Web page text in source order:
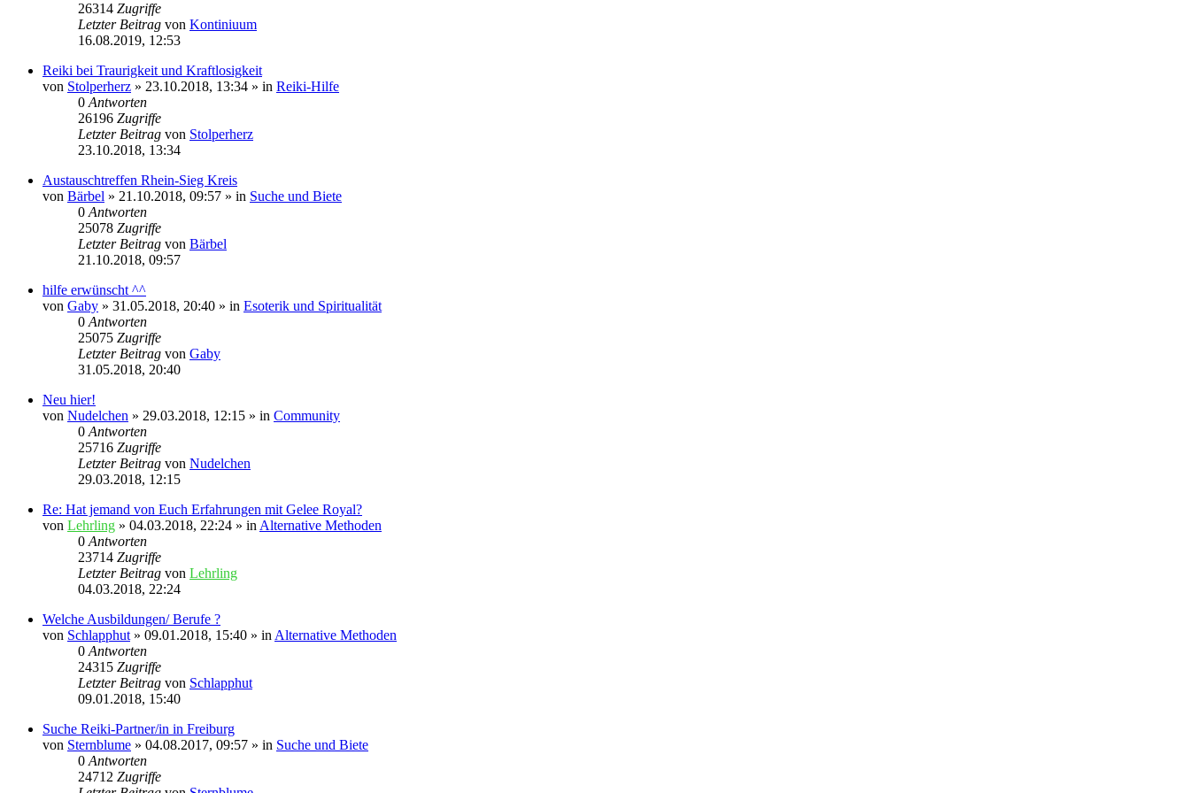
26314 Zugriffe
Letzter Beitrag von Kontiniuum
16.08.2019, 12:53
Reiki bei Traurigkeit und Kraftlosigkeit
von Stolperherz » 23.10.2018, 13:34 » in Reiki-Hilfe
0 Antworten
26196 Zugriffe
Letzter Beitrag von Stolperherz
23.10.2018, 13:34
Austauschtreffen Rhein-Sieg Kreis
von Bärbel » 21.10.2018, 09:57 » in Suche und Biete
0 Antworten
25078 Zugriffe
Letzter Beitrag von Bärbel
21.10.2018, 09:57
hilfe erwünscht ^^
von Gaby » 31.05.2018, 20:40 » in Esoterik und Spiritualität
0 Antworten
25075 Zugriffe
Letzter Beitrag von Gaby
31.05.2018, 20:40
Neu hier!
von Nudelchen » 29.03.2018, 12:15 » in Community
0 Antworten
25716 Zugriffe
Letzter Beitrag von Nudelchen
29.03.2018, 12:15
Re: Hat jemand von Euch Erfahrungen mit Gelee Royal?
von Lehrling » 04.03.2018, 22:24 » in Alternative Methoden
0 Antworten
23714 Zugriffe
Letzter Beitrag von Lehrling
04.03.2018, 22:24
Welche Ausbildungen/ Berufe ?
von Schlapphut » 09.01.2018, 15:40 » in Alternative Methoden
0 Antworten
24315 Zugriffe
Letzter Beitrag von Schlapphut
09.01.2018, 15:40
Suche Reiki-Partner/in in Freiburg
von Sternblume » 04.08.2017, 09:57 » in Suche und Biete
0 Antworten
24712 Zugriffe